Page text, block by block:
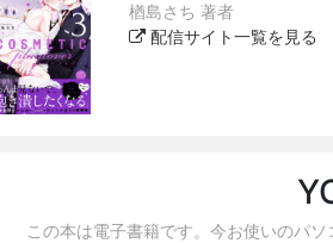
楢島さち 著者
配信サイト一覧を見る
この本は電子書籍です。今お使いのパ